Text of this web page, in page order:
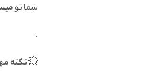
شما تو
.
💥نکته مهم 2: